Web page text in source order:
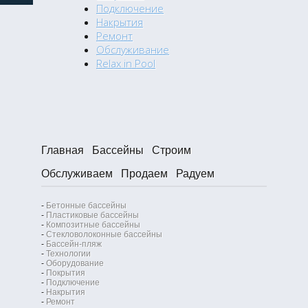
Подключение
Накрытия
Ремонт
Обслуживание
Relax in Pool
Главная Бассейны
Строим
Обслуживаем
Продаем Радуем
- Бетонные бассейны
- Пластиковые бассейны
- Композитные бассейны
- Стекловолоконные бассейны
- Бассейн-пляж
- Технологии
- Оборудование
- Покрытия
- Подключение
- Накрытия
- Ремонт